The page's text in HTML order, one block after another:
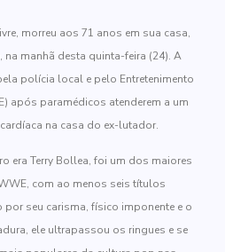
morreu aos 71 anos em sua casa,
na manhã desta quinta-feira (24). A
polícia local e pelo Entretenimento
após paramédicos atenderem a um
na casa do ex-lutador.
era Terry Bollea, foi um dos maiores
com ao menos seis títulos
seu carisma, físico imponente e o
ele ultrapassou os ringues e se